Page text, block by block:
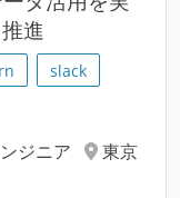
進
slack
ジニア
東京